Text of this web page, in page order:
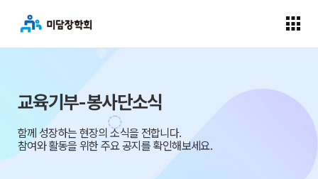
교육기부-봉사단소식
함께 성장하는 현장의 소식을 전합니다.
참여와 활동을 위한 주요 공지를 확인해보세요.